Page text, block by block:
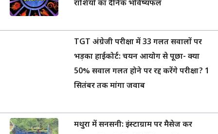
राशियों का दैनिक भविष्यफल
TGT अंग्रेजी परीक्षा में 33 गलत सवालों पर
भड़का हाईकोर्ट: चयन आयोग से पूछा- क्या
50% सवाल गलत होने पर रद्द करेंगे परीक्षा? 1
सितंबर तक मांगा जवाब
मथुरा में सनसनी: इंस्टाग्राम पर मैसेज कर